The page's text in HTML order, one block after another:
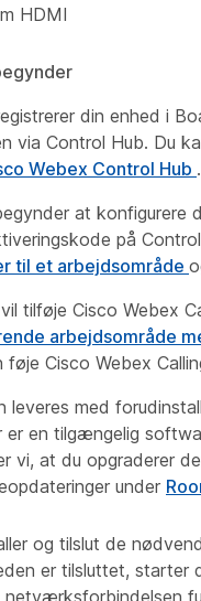
HDMI
din enhed i
via Control Hub. Du
Webex Control Hub .
at konfigurere
på
til et arbejdsområde
tilføje Cisco Webex
arbejdsområde
føje Cisco Webex
leveres med
er en tilgængelig
vi, at du opgraderer
under
og tilslut de
er tilsluttet, starter
netværksforbindelsen